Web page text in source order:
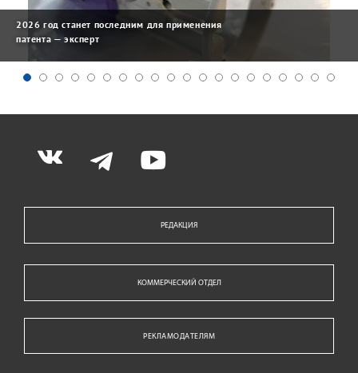
2026 год станет последним для применения
патента — эксперт
РЕДАКЦИЯ
КОММЕРЧЕСКИЙ ОТДЕЛ
РЕКЛАМОДАТЕЛЯМ